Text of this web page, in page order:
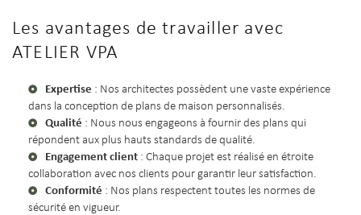
Les avantages de travailler avec
ATELIER VPA
Expertise : Nos architectes possèdent une vaste expérience
dans la conception de plans de maison personnalisés.
Qualité : Nous nous engageons à fournir des plans qui
répondent aux plus hauts standards de qualité.
Engagement client : Chaque projet est réalisé en étroite
collaboration avec nos clients pour garantir leur satisfaction.
Conformité : Nos plans respectent toutes les normes de
sécurité en vigueur.